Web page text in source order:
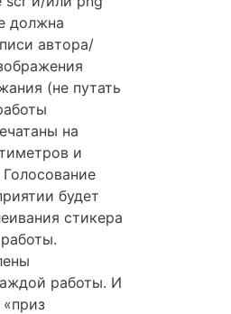
должна
автора/
(не путать
на
и
будет
стикера
работы. И